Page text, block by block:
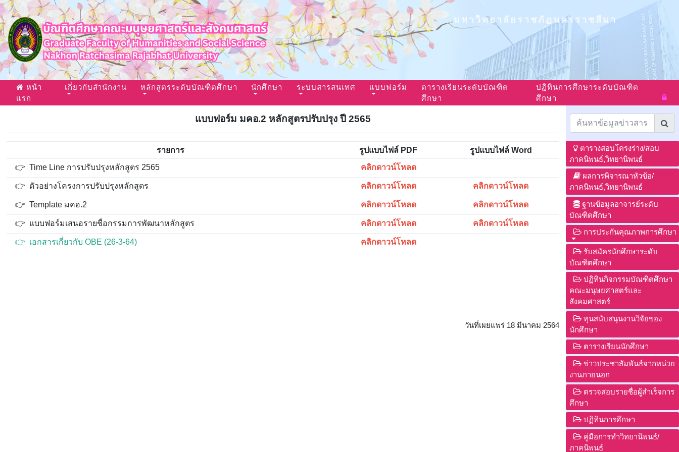
มหาวิทยาลัยราชภัฏนครราชสีมา
หน้า
แรก
เกี่ยวกับสำนักงาน หลักสูตรระดับบัณฑิตศึกษา นักศึกษา ระบบสารสนเทศ แบบฟอร์ม
ตารางเรียนระดับบัณฑิต
ศึกษา
ปฏิทินการศึกษาระดับบัณฑิต
ศึกษา
แบบฟอร์ม มคอ.2 หลักสูตรปรับปรุง ปี 2565
รายการ รูปแบบไฟล์ PDF
รูปแบบไฟล์ Word
👉 Time Line การปรับปรุงหลักสูตร 2565
คลิกดาวน์โหลด
👉 ตัวอย่างโครงการปรับปรุงหลักสูตร คลิกดาวน์โหลด คลิกดาวน์โหลด
👉 Template มคอ.2 คลิกดาวน์โหลด คลิกดาวน์โหลด
👉 แบบฟอร์มเสนอรายชื่อกรรมการพัฒนาหลักสูตร คลิกดาวน์โหลด คลิกดาวน์โหลด
👉 เอกสารเกี่ยวกับ OBE (26-3-64) คลิกดาวน์โหลด
วันที่เผยแพร่ 18 มีนาคม 2564
ตารางสอบโครงร่าง/สอบ
ภาคนิพนธ์,วิทยานิพนธ์
ผลการพิจารณาหัวข้อ/
ภาคนิพนธ์,วิทยานิพนธ์
ฐานข้อมูลอาจารย์ระดับ
บัณฑิตศึกษา
การประกันคุณภาพการศึกษา
รับสมัครนักศึกษาระดับ
บัณฑิตศึกษา
ปฏิทินกิจกรรมบัณฑิตศึกษา
คณะมนุษยศาสตร์และ
สังคมศาสตร์
ทุนสนับสนุนงานวิจัยของ
นักศึกษา
ตารางเรียนนักศึกษา
ข่าวประชาสัมพันธ์จากหน่วย
งานภายนอก
ตรวจสอบรายชื่อผู้สำเร็จการ
ศึกษา
ปฏิทินการศึกษา
คู่มือการทำวิทยานิพนธ์/
ภาคนิพนธ์